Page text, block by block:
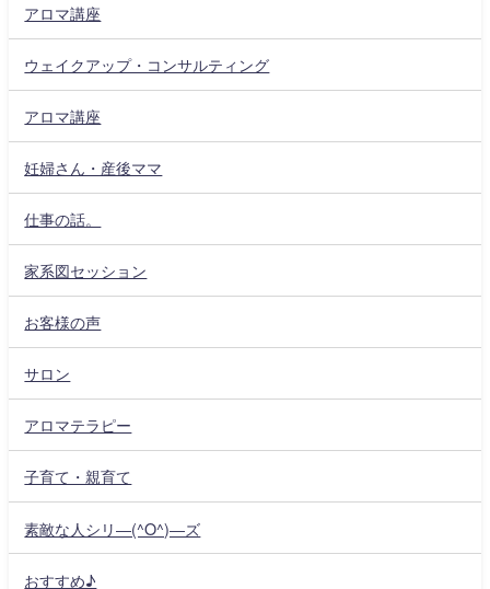
アロマ講座
ウェイクアップ・コンサルティング
アロマ講座
妊婦さん・産後ママ
仕事の話。
家系図セッション
お客様の声
サロン
アロマテラピー
子育て・親育て
素敵な人シリ―(^O^)―ズ
おすすめ♪